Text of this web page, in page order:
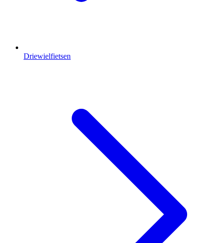
Driewielfietsen